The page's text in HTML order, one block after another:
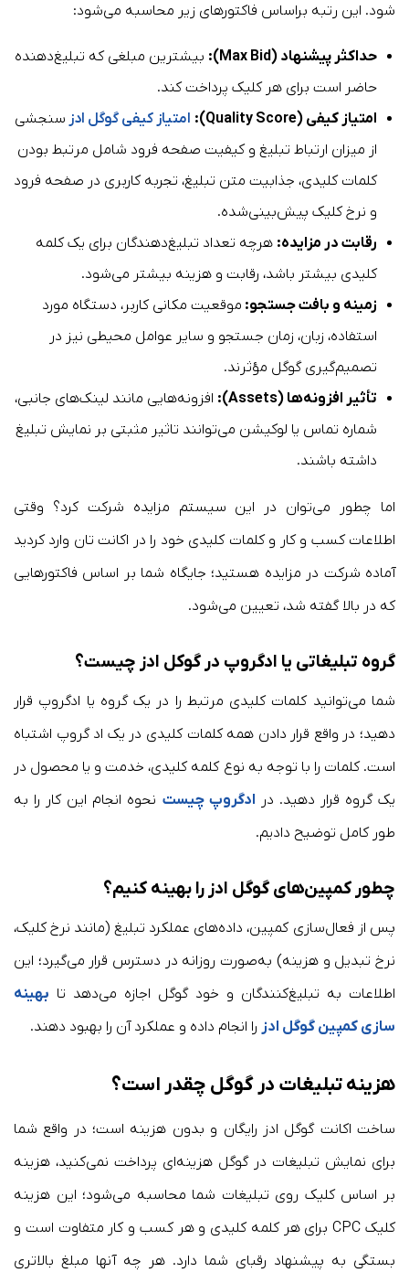
شود. این رتبه براساس فاکتورهای زیر محاسبه می‌شود:
حداکثر پیشنهاد (Max Bid):
بیشترین مبلغی که تبلیغ‌دهنده
حاضر است برای هر کلیک پرداخت کند.
امتیاز کیفی (Quality Score):
امتیاز کیفی گوگل ادز سنجشی
از میزان ارتباط تبلیغ و کیفیت صفحه فرود شامل مرتبط بودن
کلمات کلیدی، جذابیت متن تبلیغ، تجربه کاربری در صفحه فرود
و نرخ کلیک پیش‌بینی‌شده.
رقابت در مزایده: هرچه تعداد تبلیغ‌دهندگان برای یک کلمه
کلیدی بیشتر باشد، رقابت و هزینه بیشتر می‌شود.
زمینه و بافت جستجو: موقعیت مکانی کاربر، دستگاه مورد
استفاده، زبان، زمان جستجو و سایر عوامل محیطی نیز در
تصمیم‌گیری گوگل مؤثرند.
تأثیر افزونه‌ها (Assets):
افزونه‌هایی مانند لینک‌های جانبی،
شماره تماس یا لوکیشن می‌توانند تاثیر مثبتی بر نمایش تبلیغ
داشته باشند.
اما چطور می‌توان در این سیستم مزایده شرکت کرد؟ وقتی
اطلاعات کسب و کار و کلمات کلیدی خود را در اکانت تان وارد کردید
آماده شرکت در مزایده هستید؛ جایگاه شما بر اساس فاکتورهایی
که در بالا گفته شد، تعیین می‌شود.
گروه تبلیغاتی یا ادگروپ در گوکل ادز چیست؟
شما می‌توانید کلمات کلیدی مرتبط را در یک گروه یا ادگروپ قرار
دهید؛ در واقع قرار دادن همه کلمات کلیدی در یک اد گروپ اشتباه
است. کلمات را با توجه به نوع کلمه کلیدی، خدمت و یا محصول در
یک گروه قرار دهید. در ادگروپ چیست نحوه انجام این کار را به
طور کامل توضیح دادیم.
چطور کمپین‌های گوگل ادز را بهینه کنیم؟
پس از فعال‌سازی کمپین، داده‌های عملکرد تبلیغ (مانند نرخ کلیک،
نرخ تبدیل و هزینه) به‌صورت روزانه در دسترس قرار می‌گیرد؛ این
اطلاعات به تبلیغ‌کنندگان و خود گوگل اجازه می‌دهد تا بهینه
سازی کمپین گوگل ادز را انجام داده و عملکرد آن را بهبود دهند.
هزینه تبلیغات در گوگل چقدر است؟
ساخت اکانت گوگل ادز رایگان و بدون هزینه است؛ در واقع شما
برای نمایش تبلیغات در گوگل هزینه‌ای پرداخت نمی‌کنید، هزینه
بر اساس کلیک روی تبلیغات شما محاسبه می‌شود؛ این هزینه
کلیک CPC برای هر کلمه کلیدی و هر کسب و کار متفاوت است و
بستگی به پیشنهاد رقبای شما دارد. هر چه آنها مبلغ بالاتری